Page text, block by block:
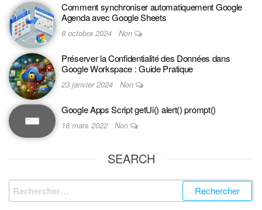
Comment synchroniser automatiquement Google
Agenda avec Google Sheets
8 octobre 2024 Non
Préserver la Confidentialité des Données dans
Google Workspace : Guide Pratique
23 janvier 2024 Non
Google Apps Script getUi() alert() prompt()
18 mars 2022 Non
SEARCH